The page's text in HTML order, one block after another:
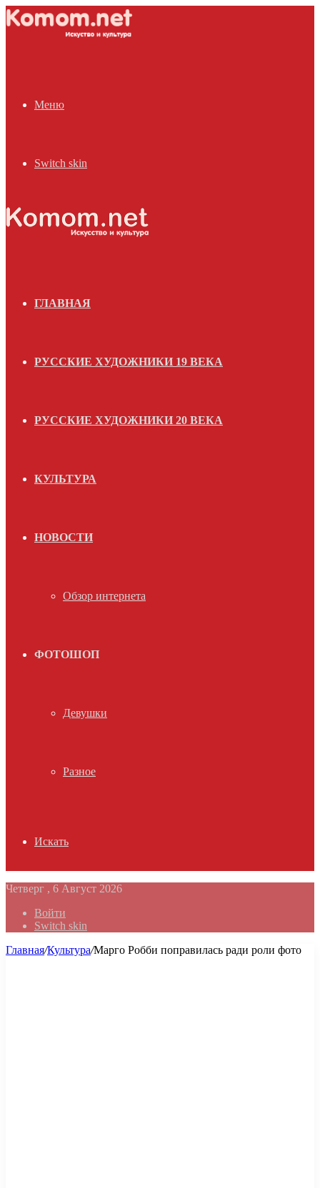
Меню
Switch skin
ГЛАВНАЯ
РУССКИЕ ХУДОЖНИКИ 19 ВЕКА
РУССКИЕ ХУДОЖНИКИ 20 ВЕКА
КУЛЬТУРА
НОВОСТИ
Обзор интернета
ФОТОШОП
Девушки
Разное
Искать
Четверг , 6 Август 2026
Войти
Switch skin
Главная/Культура/Марго Робби поправилась ради роли фото